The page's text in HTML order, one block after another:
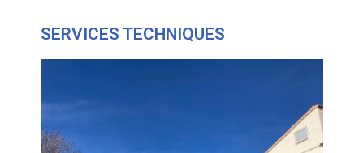
SERVICES TECHNIQUES